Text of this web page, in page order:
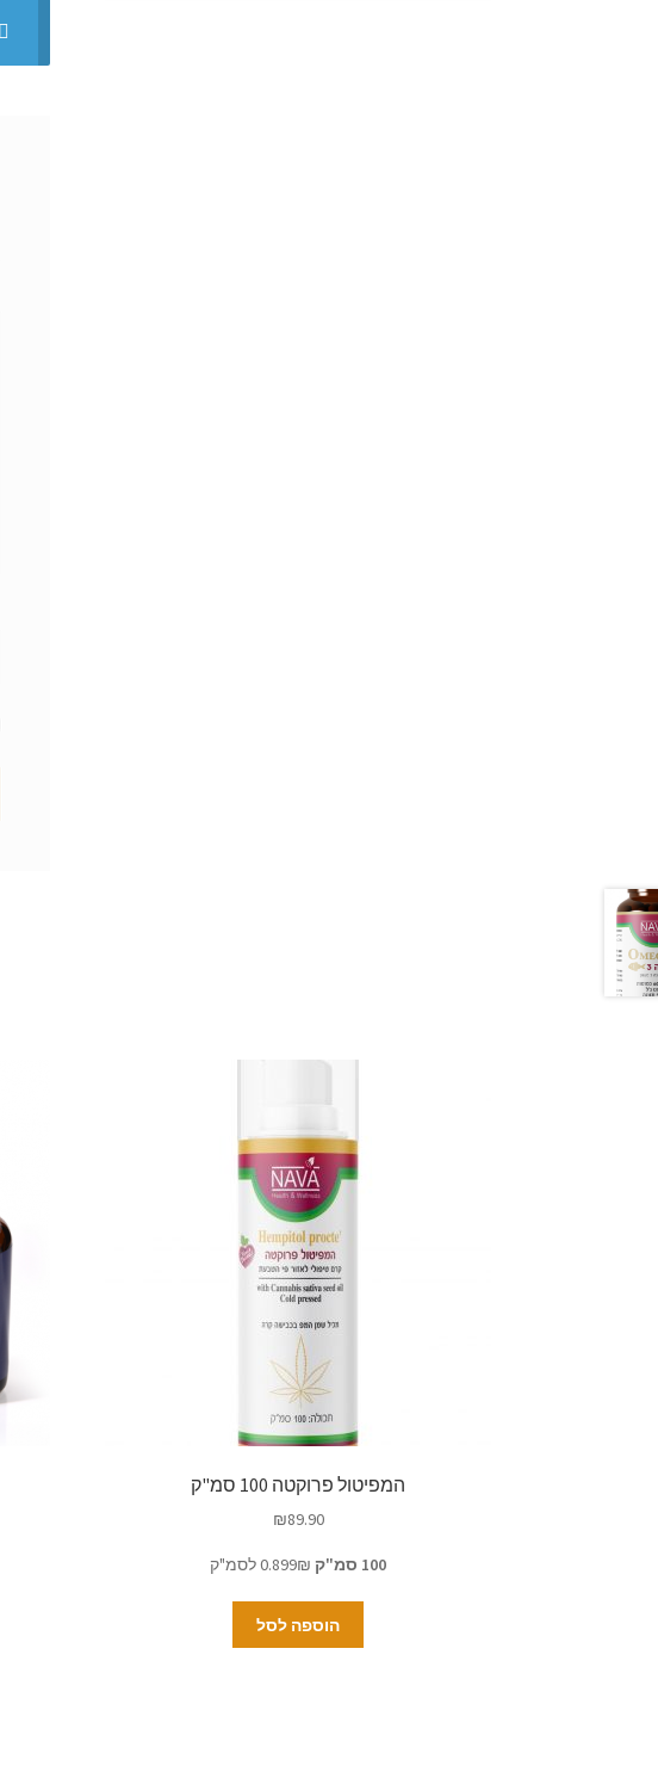
המפיטול פרוקטה 100 סמ"ק
₪89.90
100 סמ"ק
הוספה לסל